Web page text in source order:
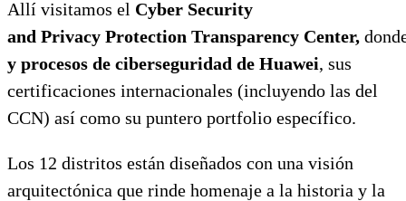
Allí visitamos el Cyber Security
and Privacy Protection Transparency Center,
y procesos de ciberseguridad de Huawei, sus
certificaciones internacionales (incluyendo las del
CCN) así como su puntero portfolio específico.
Los 12 distritos están diseñados con una visión
arquitectónica que rinde homenaje a la historia y la